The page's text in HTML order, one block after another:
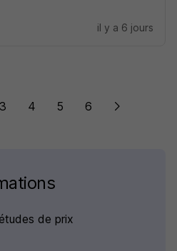
il y a 6 jours
3 4 5 6
de prix